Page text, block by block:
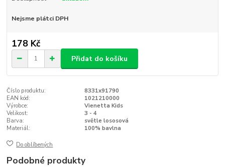
Nejsme plátci DPH
178 Kč
Přidat do košíku
Číslo produktu:
8331x91790
EAN kód:
1021210000
Výrobce:
Vienetta Kids
Velikost:
3 - 4
Barva:
světle lososová
Materiál:
100% bavlna
Do oblíbených
Podobné produkty